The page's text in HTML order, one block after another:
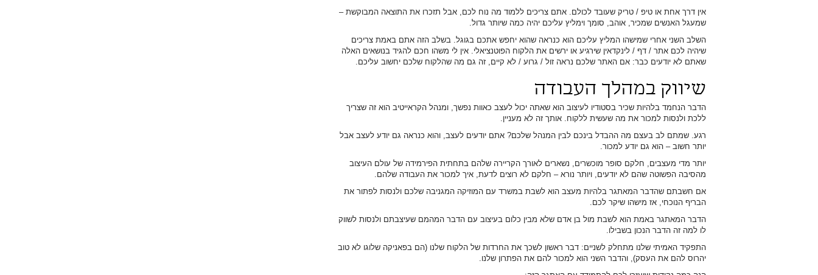
אין דרך אחת או טיפ / טריק שעובד לכולם. אתם צריכים ללמוד מה נוח לכם, אבל תזכרו את התוצאה המבוקשת –
שמעגל האנשים שמכיר, אוהב, סומך וימליץ עליכם יהיה כמה שיותר גדול.
השלב השני אחרי שמישהו המליץ עליכם הוא כנראה שהוא יחפש אתכם בגוגל. בשלב הזה אתם באמת צריכים
שיהיה לכם אתר / דף / לינקדאין שירגיע או ירשים את הלקוח הפוטנציאלי. אין לי משהו חכם להגיד בנושאים האלה
שאתם לא יודעים כבר: אם האתר שלכם נראה זול / גרוע / לא קיים, זה גם מה שהלקוח שלכם יחשוב עליכם.
שיווק במהלך העבודה
הדבר הנחמד בלהיות שכיר בסטודיו לעיצוב הוא שאתה יכול לעצב כאוות נפשך, ומנהל הקראייטיב הוא זה שצריך
ללכת ולנסות למכור את מה שעשית ללקוח. אותך זה לא מעניין.
רגע. שמתם לב בעצם מה ההבדל בינכם לבין המנהל שלכם? אתם יודעים לעצב, והוא כנראה גם יודע לעצב אבל
יותר חשוב – הוא גם יודע למכור.
יותר מדי מעצבים, חלקם סופר מוכשרים, נשארים לאורך הקריירה שלהם בתחתית הפירמידה של עולם העיצוב
מהסיבה הפשוטה שהם לא יודעים, ויותר נורא – חלקם לא רוצים לדעת, איך למכור את העבודה שלהם.
אם חשבתם שהדבר המאתגר בלהיות מעצב הוא לשבת במשרד עם המוזיקה המגניבה שלכם ולנסות לפתור את
הבריף הנוכחי, אז מישהו שיקר לכם.
הדבר המאתגר באמת הוא לשבת מול בן אדם שלא מבין כלום בעיצוב עם הדבר המהמם שעיצבתם ולנסות לשווק
לו למה זה הדבר הנכון בשבילו.
התפקיד האמיתי שלנו מתחלק לשניים: דבר ראשון לשכך את החרדות של הלקוח שלנו (הם בפאניקה שלוגו לא טוב
יהרוס להם את העסק), והדבר השני הוא למכור להם את הפתרון שלנו.